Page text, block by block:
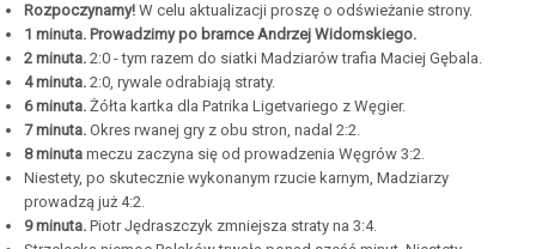
Rozpoczynamy! W celu aktualizacji proszę o odświeżanie strony.
1 minuta. Prowadzimy po bramce Andrzej Widomskiego.
2 minuta. 2:0 - tym razem do siatki Madziarów trafia Maciej Gębala.
4 minuta. 2:0, rywale odrabiają straty.
6 minuta. Żółta kartka dla Patrika Ligetvariego z Węgier.
7 minuta. Okres rwanej gry z obu stron, nadal 2:2.
8 minuta meczu zaczyna się od prowadzenia Węgrów 3:2.
Niestety, po skutecznie wykonanym rzucie karnym, Madziarzy
prowadzą już 4:2.
9 minuta. Piotr Jędraszczyk zmniejsza straty na 3:4.